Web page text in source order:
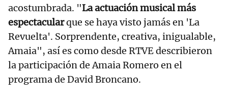
acostumbrada. "La actuación musical más
espectacularque se haya visto jamás en 'La
Revuelta'. Sorprendente, creativa, inigualable,
Amaia", así es como desde RTVE describieron
la participación de Amaia Romero en el
programa de David Broncano.